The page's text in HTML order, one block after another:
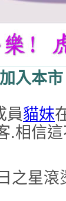
入本
員貓妹
.相信
之星滾